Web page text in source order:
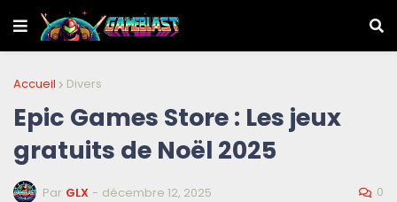
Accueil Divers
Epic Games Store : Les jeux
gratuits de Noël 2025
Par GLX - décembre 12, 2025 0